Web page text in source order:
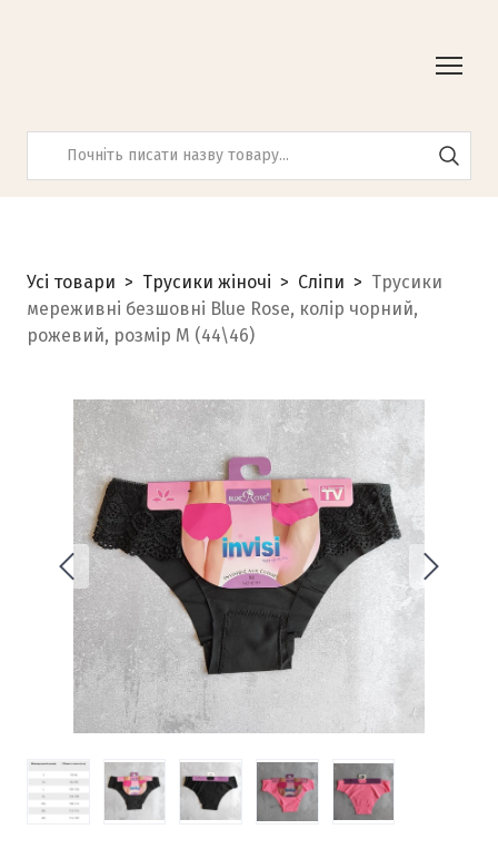
Усі товари Трусики жіночі Сліпи
Трусики
мереживні безшовні Blue Rose, колір чорний,
рожевий, розмір М (44\46)